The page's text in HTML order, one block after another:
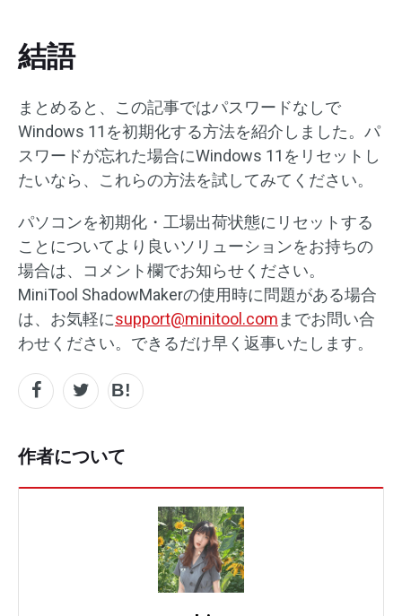
結語
まとめると、この記事ではパスワードなしで
Windows 11を初期化する方法を紹介しました。パ
スワードが忘れた場合にWindows 11をリセットし
たいなら、これらの方法を試してみてください。
パソコンを初期化・工場出荷状態にリセットする
ことについてより良いソリューションをお持ちの
場合は、コメント欄でお知らせください。
MiniTool ShadowMakerの使用時に問題がある場合
は、お気軽にsupport@minitool.com までお問い合
わせください。できるだけ早く返事いたします。
作者について